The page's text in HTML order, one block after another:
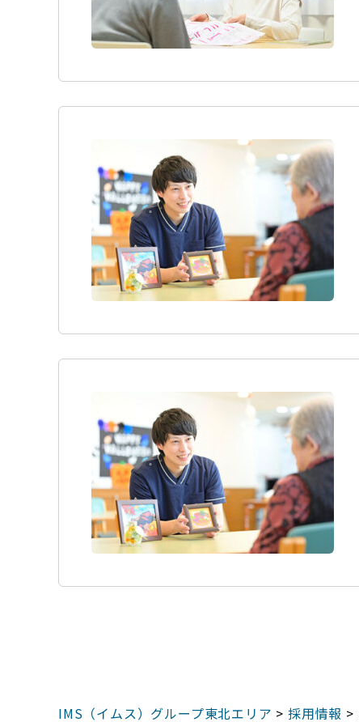
IMS（イムス）グループ東北エリア >採用情報 >